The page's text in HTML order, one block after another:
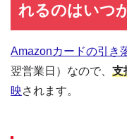
れるのはいつ
Amazonカードの引き
翌営業日）なので、 支
映されます。